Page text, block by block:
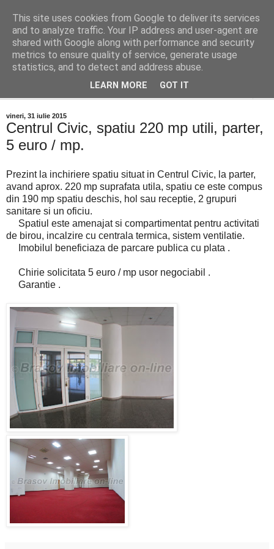
Distinct Imobiliare
Adrian Cocis 0742 129 909 ; Vasile Baciu 0768 440 185
vineri, 31 iulie 2015
Centrul Civic, spatiu 220 mp utili, parter,
5 euro / mp.
Prezint la inchiriere spatiu situat in Centrul Civic, la parter,
avand aprox. 220 mp suprafata utila, spatiu ce este compus
din 190 mp spatiu deschis, hol sau receptie, 2 grupuri
sanitare si un oficiu.
Spatiul este amenajat si compartimentat pentru activitati
de birou, incalzire cu centrala termica, sistem ventilatie.
Imobilul beneficiaza de parcare publica cu plata .
Chirie solicitata 5 euro / mp usor negociabil .
Garantie .
This site uses cookies from Google to deliver its services
and to analyze traffic. Your IP address and user-agent are
shared with Google along with performance and security
metrics to ensure quality of service, generate usage
statistics, and to detect and address abuse.
LEARN MORE GOT IT